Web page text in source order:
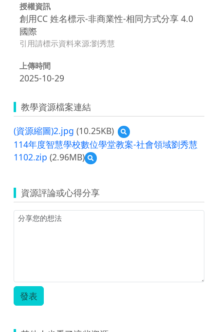
授權資訊
創用CC 姓名標示-非商業性-相同方式分享 4.0
國際
引用請標示資料來源:劉秀慧
上傳時間
2025-10-29
教學資源檔案連結
(資源縮圖)2.jpg (10.25KB)
預
覽
(資
114年度智慧學校數位學堂教案-社會領域劉秀慧
1102.zip (2.96MB)
預
覽
度
智
慧
資源評論或心得分享
發表